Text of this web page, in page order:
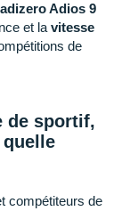
Adios 9
et la vitesse
de
de sportif,
compétiteurs de